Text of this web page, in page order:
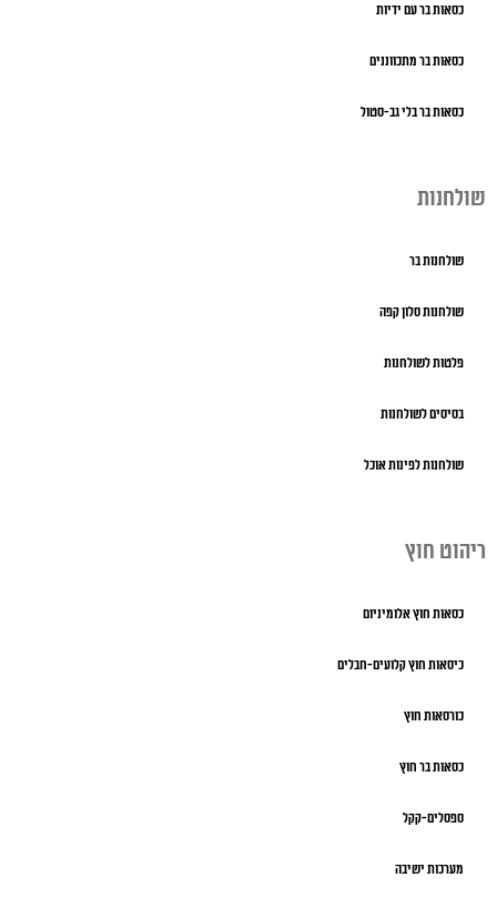
כסאות בר עם ידיות
כסאות בר מתכווננים
כסאות בר בלי גב-סטול
שולחנות
שולחנות בר
שולחנות סלון קפה
פלטות לשולחנות
בסיסים לשולחנות
שולחנות לפינות אוכל
ריהוט חוץ
כסאות חוץ אלומיניום
כיסאות חוץ קלועים-חבלים
כורסאות חוץ
כסאות בר חוץ
ספסלים-קקל
מערכות ישיבה